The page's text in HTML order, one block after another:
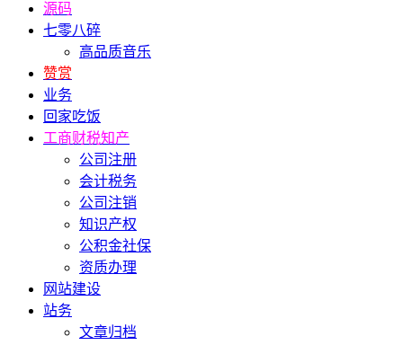
源码
七零八碎
高品质音乐
赞赏
业务
回家吃饭
工商财税知产
公司注册
会计税务
公司注销
知识产权
公积金社保
资质办理
网站建设
站务
文章归档